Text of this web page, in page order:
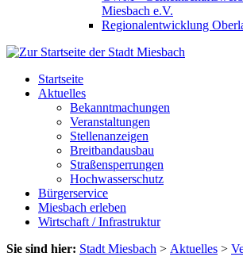
Miesbach e.V.
Regionalentwicklung
Startseite
Aktuelles
Bekanntmachungen
Veranstaltungen
Stellenanzeigen
Breitbandausbau
Straßensperrungen
Hochwasserschutz
Bürgerservice
Miesbach erleben
Wirtschaft / Infrastruktur
Sie sind hier: Stadt Miesbach > Aktuelles >